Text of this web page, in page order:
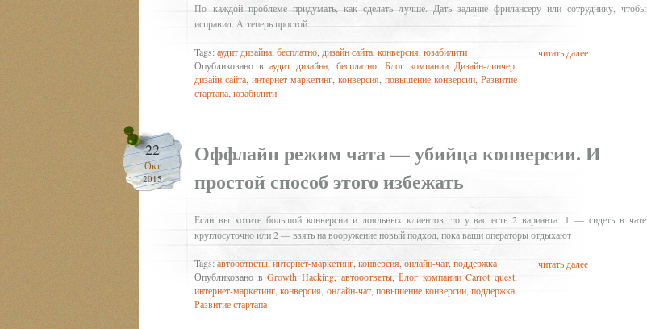
По каждой проблеме придумать, как сделать лучше. Дать задание фрилансеру или сотруднику, чтобы
исправил. А теперь простой:
Tags:аудит дизайна бесплатно дизайн сайта конверсия юзабилити
Опубликовано ваудит дизайна бесплатно, Блог компании Дизайн-линчер
дизайн сайта интернет-маркетинг конверсия повышение конверсии Развитие
стартапа юзабилити
читать далее
22
Окт
2015
Оффлайн режим чата — убийца конверсии. И
простой способ этого избежать
Если вы хотите большой конверсии и лояльных клиентов, то у вас есть 2 варианта: 1 — сидеть в чате
круглосуточно или 2 — взять на вооружение новый подход, пока ваши операторы отдыхают
Tags:автооответы,интернет-маркетинг,конверсия,онлайн-чат,поддержка
Опубликовано вGrowth Hacking, автооответы,Блог компании Carrot quest
интернет-маркетинг ,конверсия онлайн-чат,повышение конверсии,поддержка
Развитие стартапа
читать далее